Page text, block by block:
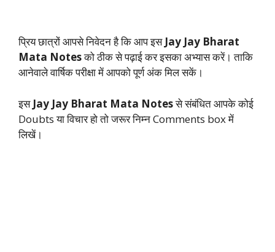
प्रिय छात्रों आपसे निवेदन है कि आप इस Jay Jay Bharat
Mata Notesको ठीक से पढ़ाई कर इसका अभ्यास करें‌। ताकि
आनेवाले वार्षिक परीक्षा में आपको पूर्ण अंक मिल सकें।
इस Jay Jay Bharat Mata Notesसे संबंधित आपके कोई
Doubts या विचार हो तो जरूर निम्न Comments box में
लिखें।